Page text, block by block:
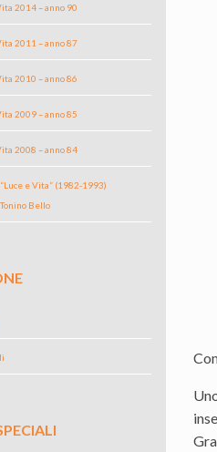
2014 – anno 90
2011 – anno 87
2010 – anno 86
2009 – anno 85
2008 – anno 84
e Vita” (1982-1993)
Bello